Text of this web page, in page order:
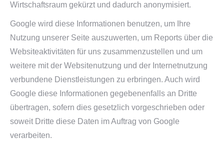
Wirtschaftsraum gekürzt und dadurch anonymisiert.
Google wird diese Informationen benutzen, um Ihre
Nutzung unserer Seite auszuwerten, um Reports über die
Websiteaktivitäten für uns zusammenzustellen und um
weitere mit der Websitenutzung und der Internetnutzung
verbundene Dienstleistungen zu erbringen. Auch wird
Google diese Informationen gegebenenfalls an Dritte
übertragen, sofern dies gesetzlich vorgeschrieben oder
soweit Dritte diese Daten im Auftrag von Google
verarbeiten.